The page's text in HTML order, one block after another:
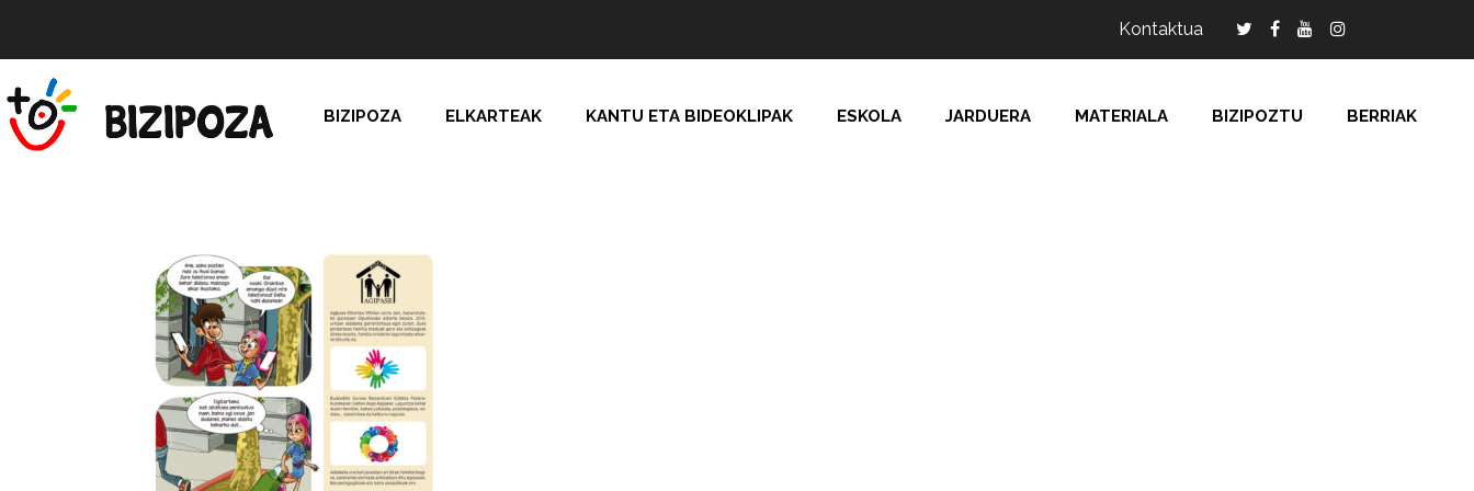
Kontaktua
BIZIPOZA ELKARTEAK KANTU ETA BIDEOKLIPAK ESKOLA JARDUERA MATERIALA BIZIPOZTU BERRIAK